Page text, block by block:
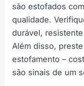
são estofados
qualidade.
durável,
Além disso,
estofamento –
são sinais de um